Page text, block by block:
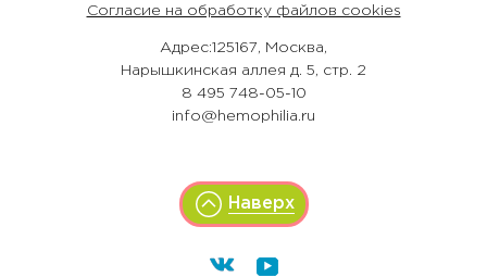
Адрес:125167, Москва,
Нарышкинская аллея д. 5, стр. 2
8 495 748-05-10
info@hemophilia.ru
Согласие на обработку файлов cookies
Наверх